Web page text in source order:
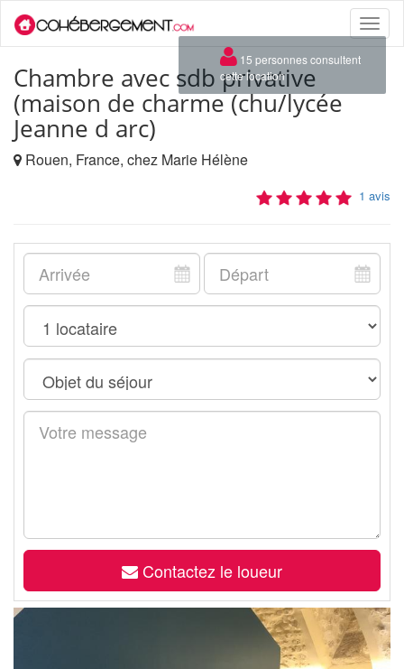
Toggle
Chambre avec sdb privative
(maison de charme (chu/lycée
Jeanne d arc)
Rouen, France, chez Marie Hélène
1 avis
Contactez le loueur
×
15 personnes consultent
cette location